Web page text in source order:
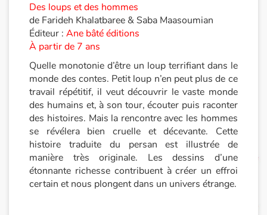
Documentaires
Quotidien et loisirs
À l'école
Fêtes et évènements
Amour et amitié
Des loups et des hommes
de Farideh Khalatbaree & Saba Maasoumian
Éditeur :Ane bâté éditions
À partir de 7 ans
Quelle monotonie d’être un loup terrifiant dans le
monde des contes. Petit loup n’en peut plus de ce
travail répétitif, il veut découvrir le vaste monde
des humains et, à son tour, écouter puis raconter
des histoires. Mais la rencontre avec les hommes
se révélera bien cruelle et décevante. Cette
histoire traduite du persan est illustrée de
manière très originale. Les dessins d’une
étonnante richesse contribuent à créer un effroi
certain et nous plongent dans un univers étrange.